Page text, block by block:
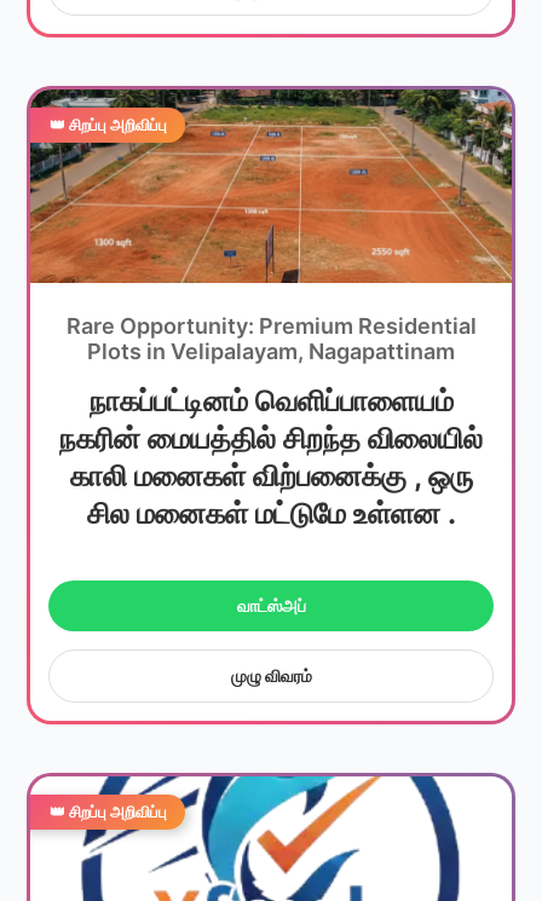
👑 சிறப்பு அறிவிப்பு
Rare Opportunity: Premium Residential
Plots in Velipalayam, Nagapattinam
நாகப்பட்டினம் வெளிப்பாளையம்
நகரின் மையத்தில் சிறந்த விலையில்
காலி மனைகள் விற்பனைக்கு , ஒரு
சில மனைகள் மட்டுமே உள்ளன .
வாட்ஸ்அப்
முழு விவரம்
👑 சிறப்பு அறிவிப்பு